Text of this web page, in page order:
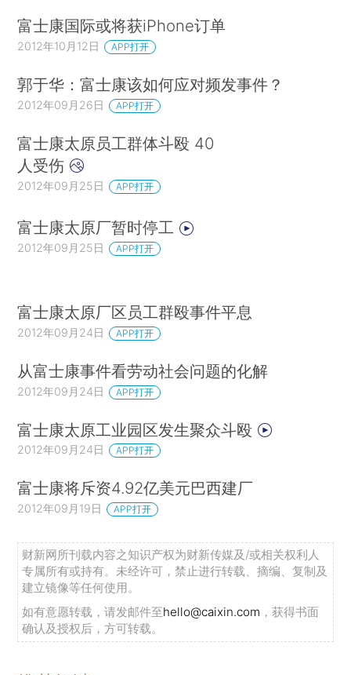
富士康国际或将获iPhone订单
2012年10月12日 APP打开
郭于华：富士康该如何应对频发事件？
2012年09月26日 APP打开
富士康太原员工群体斗殴 40
人受伤
2012年09月25日 APP打开
富士康太原厂暂时停工
2012年09月25日 APP打开
富士康太原厂区员工群殴事件平息
2012年09月24日 APP打开
从富士康事件看劳动社会问题的化解
2012年09月24日 APP打开
富士康太原工业园区发生聚众斗殴
2012年09月24日 APP打开
富士康将斥资4.92亿美元巴西建厂
2012年09月19日 APP打开
财新网所刊载内容之知识产权为财新传媒及/或相关权利人
专属所有或持有。未经许可，禁止进行转载、摘编、复制及
建立镜像等任何使用。
如有意愿转载，请发邮件至hello@caixin.com ，获得书面
确认及授权后，方可转载。